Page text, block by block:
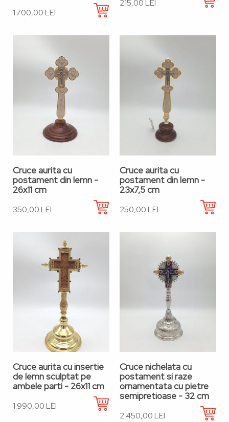
1.700,00 LEI
215,00 LEI
Cruce aurita cu
postament din lemn -
26x11 cm
350,00 LEI
Cruce aurita cu
postament din lemn -
23x7,5 cm
250,00 LEI
Cruce aurita cu insertie
de lemn sculptat pe
ambele parti - 26x11 cm
1.990,00 LEI
Cruce nichelata cu
postament si raze
ornamentata cu pietre
semipretioase - 32 cm
2.450,00 LEI